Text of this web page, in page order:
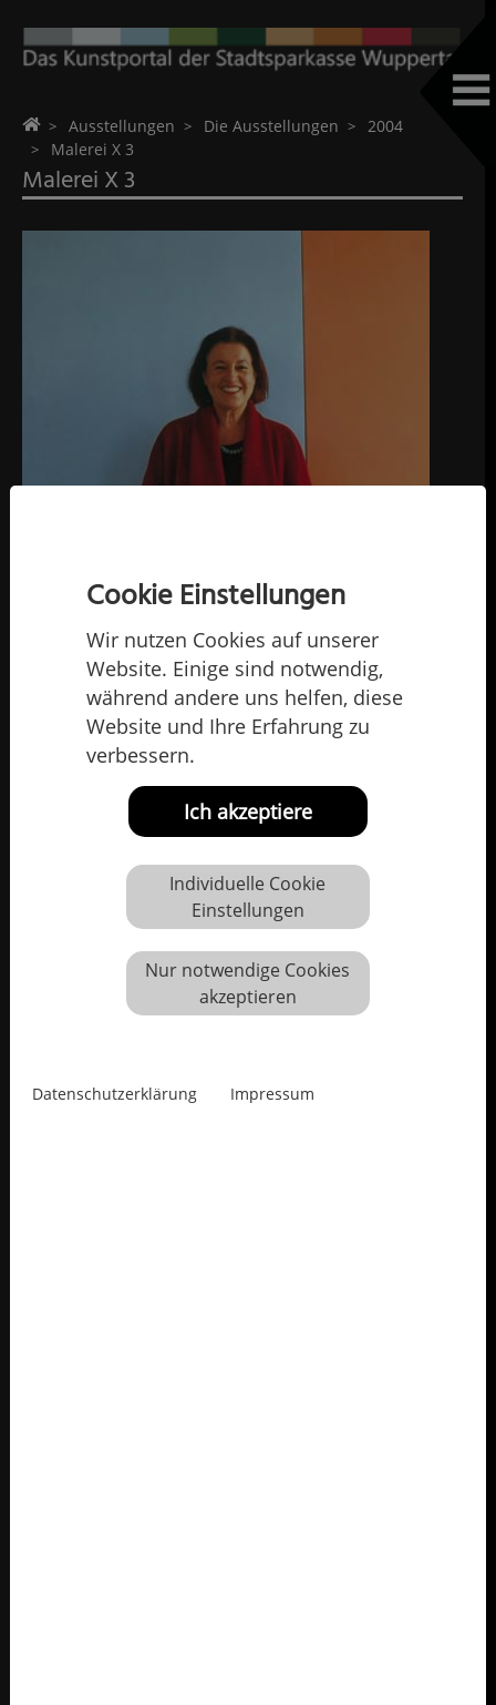
Cookie Einstellungen
Wir nutzen Cookies auf unserer
Website. Einige sind notwendig,
während andere uns helfen, diese
Website und Ihre Erfahrung zu
verbessern.
Ich akzeptiere
Individuelle Cookie
Einstellungen
Nur notwendige Cookies
akzeptieren
Datenschutzerklärung Impressum
HomeAusstellungen Die Ausstellungen
2004
Malerei X 3
Malerei X 3